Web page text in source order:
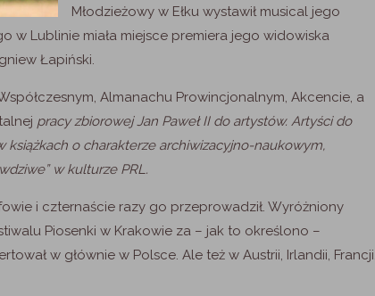
Młodzieżowy w Ełku wystawił musical jego
w Lublinie miała miejsce premiera jego widowiska
Łapiński.
Almanachu Prowincjonalnym, Akcencie, a
pracy zbiorowejJan Paweł II do artystów. Artyści do
książkach o charakterze archiwizacyjno-naukowym,
w kulturze PRL.
i czternaście razy go przeprowadził. Wyróżniony
Piosenki w Krakowie za – jak to określono –
w głównie w Polsce. Ale też w Austrii, Irlandii,